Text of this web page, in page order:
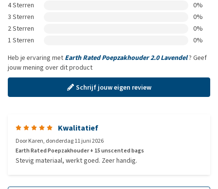
4 Sterren
0%
3 Sterren
0%
2 Sterren
0%
1 Sterren
0%
Heb je ervaring met Earth Rated Poepzakhouder 2.0 Lavendel? Geef
jouw mening over dit product
Schrijf jouw eigen review
Kwalitatief
DoorKaren, donderdag 11 juni 2026
Earth Rated Poepzakhouder + 15 unscented bags
Stevig materiaal, werkt goed. Zeer handig.